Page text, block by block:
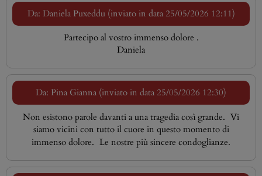
Da: Daniela Puxeddu (inviato in data 25/05/2026 12:11)
Partecipo al vostro immenso dolore .
Daniela
Da: Pina Gianna (inviato in data 25/05/2026 12:30)
Non esistono parole davanti a una tragedia così grande. Vi
siamo vicini con tutto il cuore in questo momento di
immenso dolore. Le nostre più sincere condoglianze.